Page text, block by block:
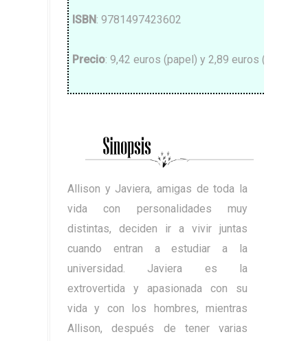
ISBN: 9781497423602
Precio: 9,42 euros (papel) y 2,89 euros (ebook)
Allison y Javiera, amigas de toda la
vida con personalidades muy
distintas, deciden ir a vivir juntas
cuando entran a estudiar a la
universidad. Javiera es la
extrovertida y apasionada con su
vida y con los hombres, mientras
Allison, después de tener varias